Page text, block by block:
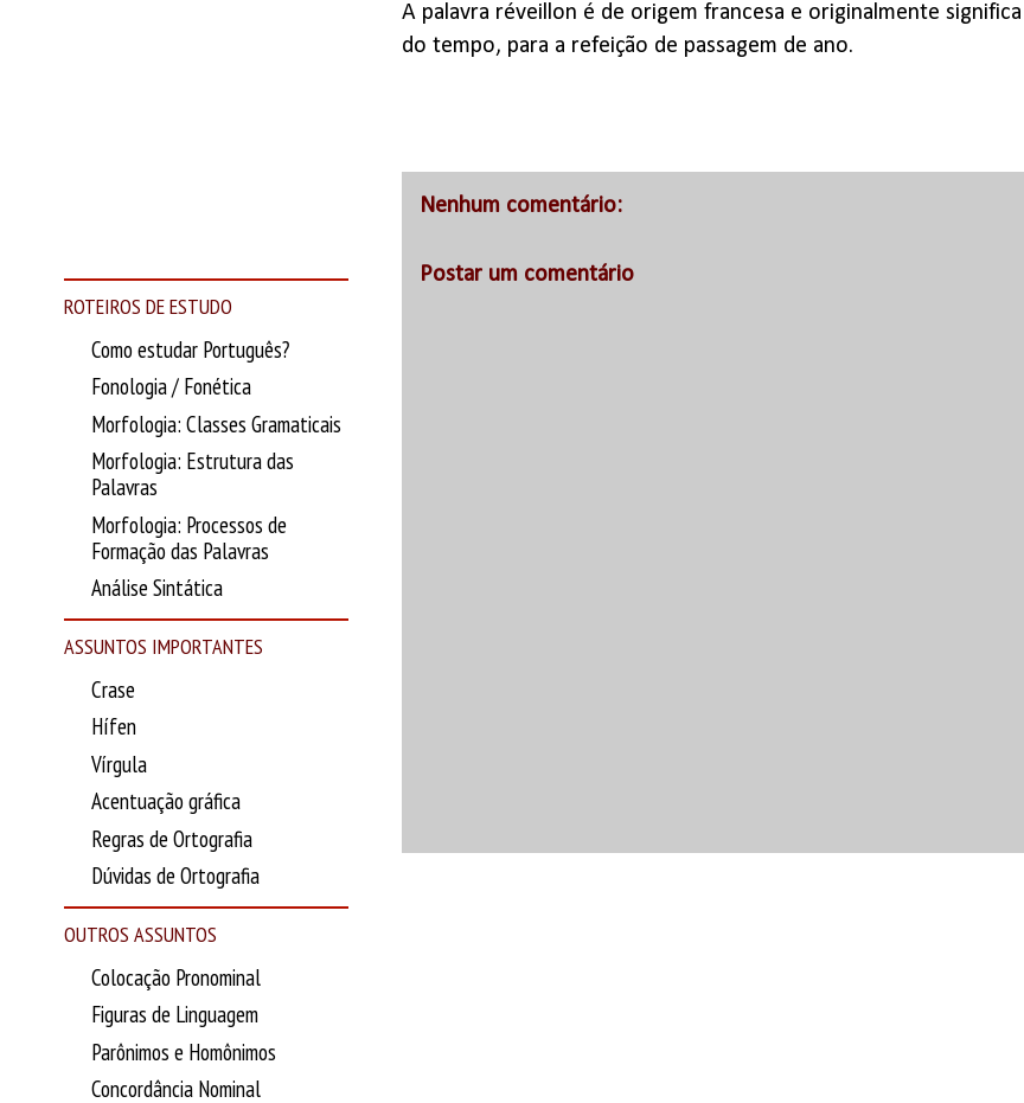
A palavra réveillon é de origem francesa e originalmente
do tempo, para a refeição de passagem de ano.
Nenhum comentário:
Postar um comentário
ROTEIROS DE ESTUDO
Como estudar Português?
Fonologia / Fonética
Morfologia: Classes Gramaticais
Morfologia: Estrutura das
Palavras
Morfologia: Processos de
Formação das Palavras
Análise Sintática
ASSUNTOS IMPORTANTES
Crase
Hífen
Vírgula
Acentuação gráfica
Regras de Ortografia
Dúvidas de Ortografia
OUTROS ASSUNTOS
Colocação Pronominal
Figuras de Linguagem
Parônimos e Homônimos
Concordância Nominal